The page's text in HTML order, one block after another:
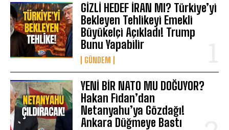
GİZLİ HEDEF İRAN MI? Türkiye’yi
Bekleyen Tehlikeyi Emekli
Büyükelçi Açıkladı! Trump
Bunu Yapabilir
GÜNDEM
YENİ BİR NATO MU DOĞUYOR?
Hakan Fidan’dan
Netanyahu’ya Gözdağı!
Ankara Düğmeye Bastı